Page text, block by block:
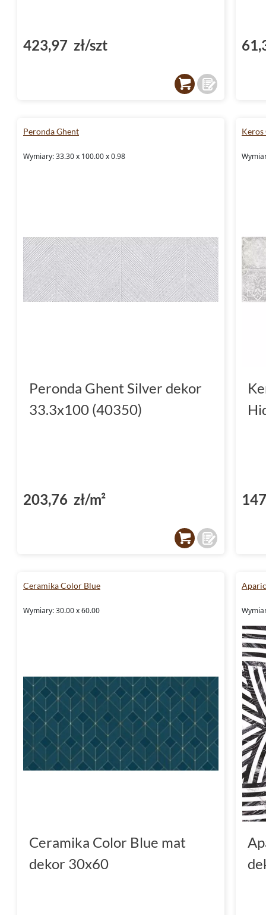
423,97 zł/szt
Peronda Ghent
Wymiary: 33.30 x 100.00 x 0.98
Peronda Ghent Silver dekor
33.3x100 (40350)
203,76 zł/m²
Keros
Ceramika Color Blue
Wymiary: 30.00 x 60.00
Ceramika Color Blue mat
dekor 30x60